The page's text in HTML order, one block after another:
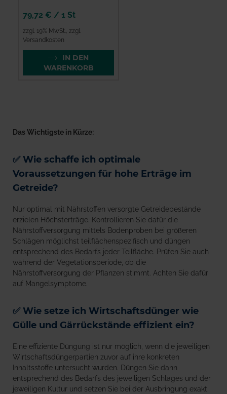
zzgl. 19% MwSt., zzgl.
Versandkosten
79,72 € / 1 St
IN DEN
WARENKORB
Das Wichtigste in Kürze:
✅ Wie schaffe ich optimale
Voraussetzungen für hohe Erträge im
Getreide?
Nur optimal mit Nährstoffen versorgte Getreidebestände
erzielen Höchsterträge. Kontrollieren Sie dafür die
Nährstoffversorgung mittels Bodenproben bei größeren
Schlägen möglichst teilflächenspezifisch und düngen
entsprechend des Bedarfs jeder Teilfläche. Prüfen Sie auch
während der Vegetationsperiode, ob die
Nährstoffversorgung der Pflanzen stimmt. Achten Sie dafür
auf Mangelsymptome.
✅ Wie setze ich Wirtschaftsdünger wie
Gülle und Gärrückstände effizient ein?
Eine effiziente Düngung ist nur möglich, wenn die jeweiligen
Wirtschaftsdüngerpartien zuvor auf ihre konkreten
Inhaltsstoffe untersucht wurden. Düngen Sie dann
entsprechend des Bedarfs des jeweiligen Schlages und der
jeweiligen Kultur und setzen Sie bei der Ausbringung exakt